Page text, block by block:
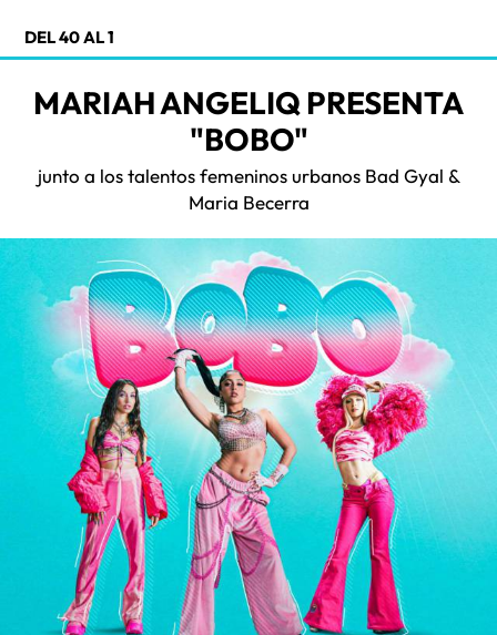
DEL 40 AL 1
MARIAH ANGELIQ PRESENTA
"BOBO"
junto a los talentos femeninos urbanos Bad Gyal &
Maria Becerra